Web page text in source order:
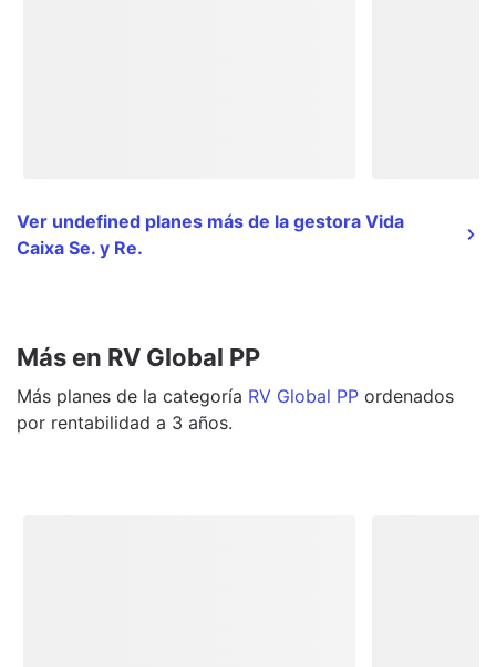
Ver undefined planes más de la gestora Vida
Caixa Se. y Re.
Más en RV Global PP
Más planes de la categoría RV Global PP ordenados
por rentabilidad a 3 años.